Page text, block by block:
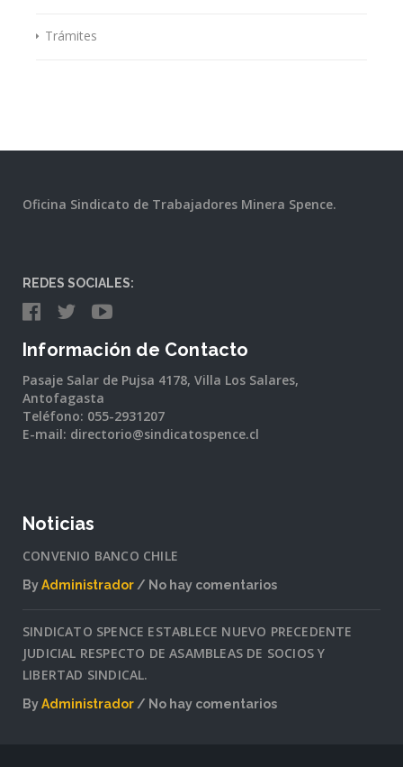
Trámites
Oficina Sindicato de Trabajadores Minera Spence.
REDES SOCIALES:
Información de Contacto
Pasaje Salar de Pujsa 4178, Villa Los Salares,
Antofagasta
Teléfono: 055-2931207
E-mail: directorio@sindicatospence.cl
Noticias
CONVENIO BANCO CHILE
ByAdministrador
No hay comentarios
BANCO
CHILE
SINDICATO SPENCE ESTABLECE NUEVO PRECEDENTE
JUDICIAL RESPECTO DE ASAMBLEAS DE SOCIOS Y
LIBERTAD SINDICAL.
ByAdministrador
No hay comentarios